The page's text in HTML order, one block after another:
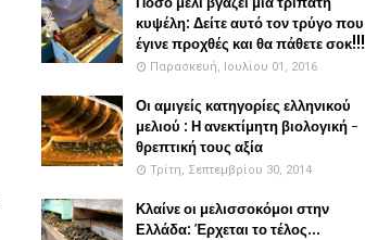
κυψέλη: Δείτε αυτό τον τρύγο που
έγινε προχθές και θα πάθετε σοκ!!!
Παρασκευή, Ιουλίου 01, 2016
Οι αμιγείς κατηγορίες ελληνικού
μελιού : Η ανεκτίμητη βιολογική -
θρεπτική τους αξία
Τρίτη, Σεπτεμβρίου 30, 2014
Κλαίνε οι μελισσοκόμοι στην
Ελλάδα: Έρχεται το τέλος...